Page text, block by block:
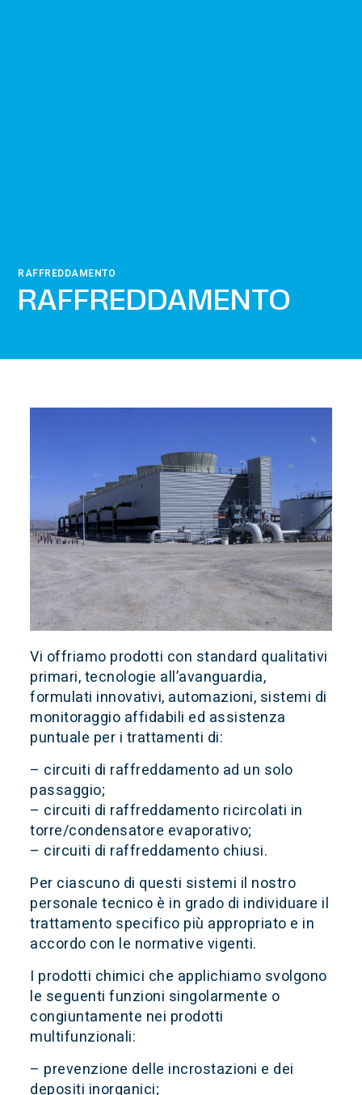
RAFFREDDAMENTO
RAFFREDDAMENTO
Vi offriamo prodotti con standard qualitativi
primari, tecnologie all’avanguardia,
formulati innovativi, automazioni, sistemi di
monitoraggio affidabili ed assistenza
puntuale per i trattamenti di:
– circuiti di raffreddamento ad un solo
passaggio;
– circuiti di raffreddamento ricircolati in
torre/condensatore evaporativo;
– circuiti di raffreddamento chiusi.
Per ciascuno di questi sistemi il nostro
personale tecnico è in grado di individuare il
trattamento specifico più appropriato e in
accordo con le normative vigenti.
I prodotti chimici che applichiamo svolgono
le seguenti funzioni singolarmente o
congiuntamente nei prodotti
multifunzionali:
– prevenzione delle incrostazioni e dei
depositi inorganici;